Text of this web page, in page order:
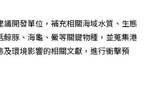
議開發單位，補充相關海域水質、生態
鯨豚、海龜、鱟等關鍵物種，並蒐集港
及環境影響的相關文獻，進行衝擊預